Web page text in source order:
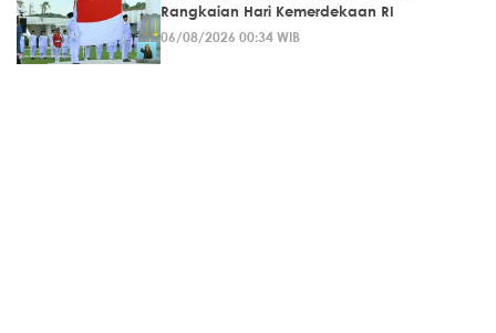
Rangkaian Hari Kemerdekaan RI
06/08/2026 00:34 WIB